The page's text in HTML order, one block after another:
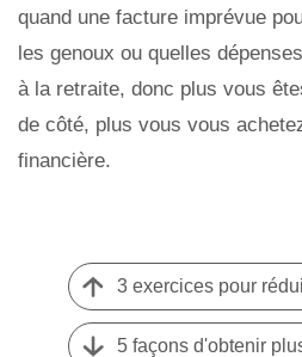
quand une facture imprévue
les genoux ou quelles
à la retraite, donc plus vous
de côté, plus vous vous
financière.